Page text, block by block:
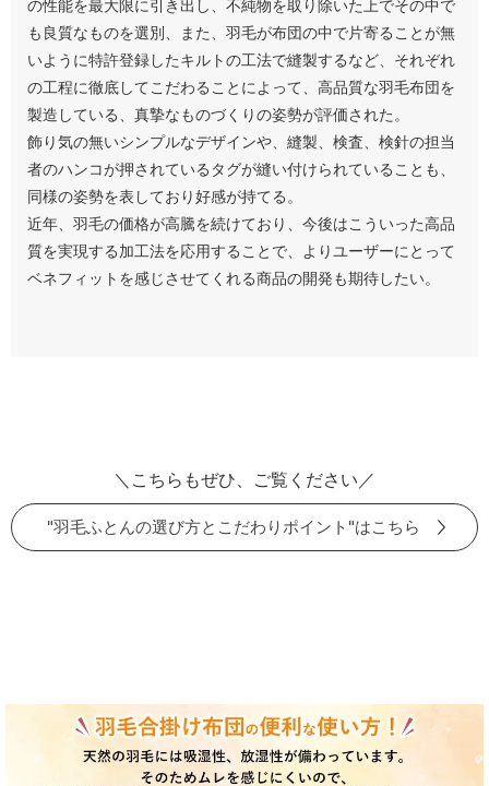
の性能を最大限に引き出し、不純物を取り除いた上でその中で
も良質なものを選別、また、羽毛が布団の中で片寄ることが無
いように特許登録したキルトの工法で縫製するなど、それぞれ
の工程に徹底してこだわることによって、高品質な羽毛布団を
製造している、真摯なものづくりの姿勢が評価された。
飾り気の無いシンプルなデザインや、縫製、検査、検針の担当
者のハンコが押されているタグが縫い付けられていることも、
同様の姿勢を表しており好感が持てる。
近年、羽毛の価格が高騰を続けており、今後はこういった高品
質を実現する加工法を応用することで、よりユーザーにとって
ベネフィットを感じさせてくれる商品の開発も期待したい。
＼こちらもぜひ、ご覧ください／
"羽毛ふとんの選び方とこだわりポイント"はこちら